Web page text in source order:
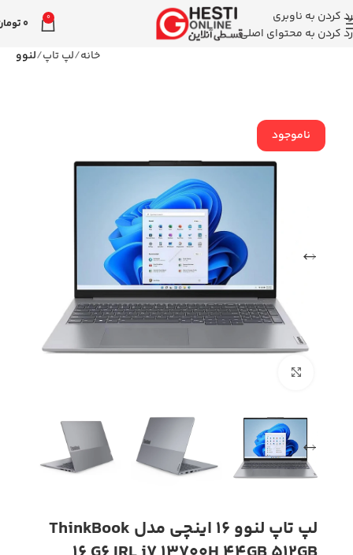
رد کردن به ناوبری
رد کردن به محتوای اصلی
0
0
خانه لپ تاپ لنوو
ناموجود
لپ تاپ لنوو 16 اینچی مدل ThinkBook